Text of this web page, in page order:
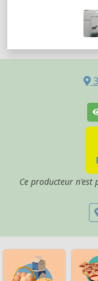
Ce producteur